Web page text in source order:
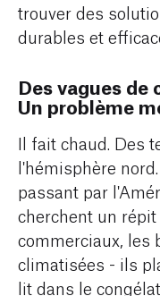
trouver des
durables et
Des vagues de
Un problème
Il fait chaud. Des
l'hémisphère
passant par
cherchent un
commerciaux, les
climatisées - ils
lit dans le